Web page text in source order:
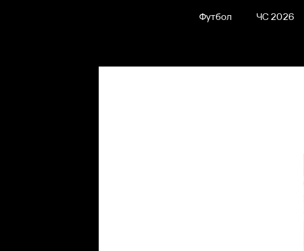
Футбол ЧС 2026